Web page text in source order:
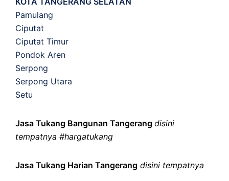
Pamulang
Ciputat
Ciputat Timur
Pondok Aren
Serpong
Serpong Utara
Setu
Jasa Tukang Bangunan Tangerang disini
tempatnya #hargatukang
Jasa Tukang Harian Tangerang disini tempatnya